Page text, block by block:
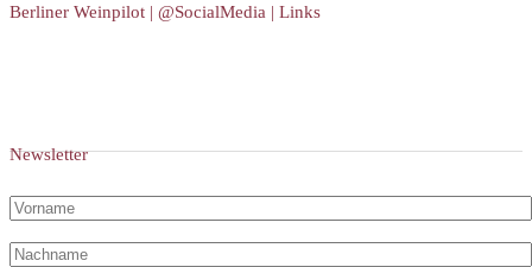
Berliner Weinpilot | @SocialMedia | Links
Newsletter